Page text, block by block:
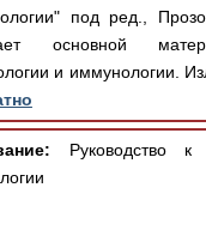
под ред.,
основной
и иммунологии.
Руководство к